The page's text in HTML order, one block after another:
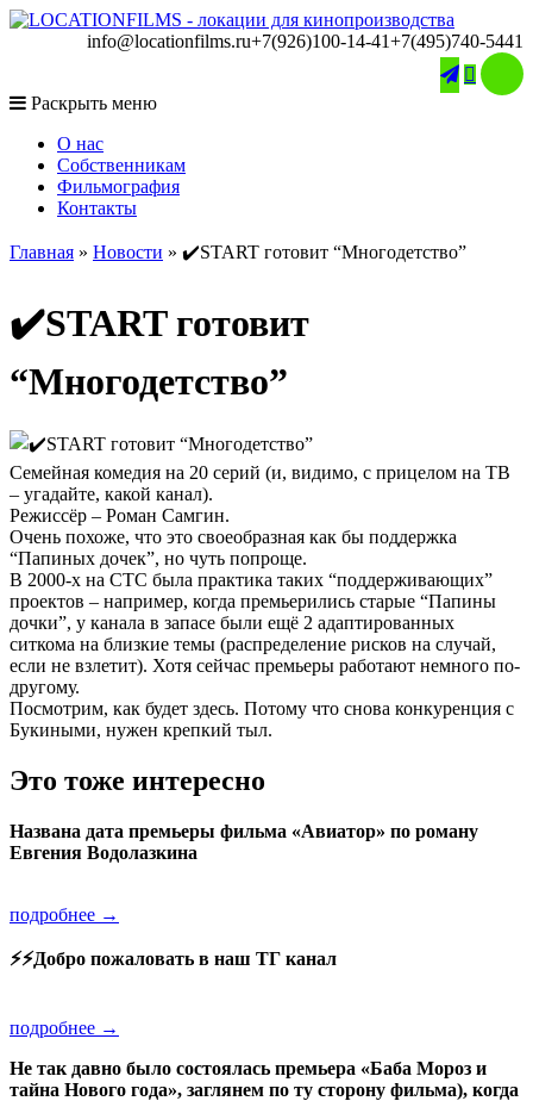
info@locationfilms.ru+7(926)100-14-41+7(495)740-5441

Раскрыть меню
O нас
Собственникам
Фильмография
Контакты
Главная » Новости » ✔️START готовит “Многодетство”
✔️START готовит
“Многодетство”
Семейная комедия на 20 серий (и, видимо, с прицелом на ТВ
– угадайте, какой канал).
Режиссёр – Роман Самгин.
Очень похоже, что это своеобразная как бы поддержка
“Папиных дочек”, но чуть попроще.
В 2000-х на СТС была практика таких “поддерживающих”
проектов – например, когда премьерились старые “Папины
дочки”, у канала в запасе были ещё 2 адаптированных
ситкома на близкие темы (распределение рисков на случай,
если не взлетит). Хотя сейчас премьеры работают немного по-
другому.
Посмотрим, как будет здесь. Потому что снова конкуренция с
Букиными, нужен крепкий тыл.
Это тоже интересно
Названа дата премьеры фильма «Авиатор» по роману
Евгения Водолазкина
подробнее →
⚡️⚡️Добро пожаловать в наш ТГ канал
подробнее →
Не так давно было состоялась премьера «Баба Мороз и
тайна Нового года», заглянем по ту сторону фильма), когда